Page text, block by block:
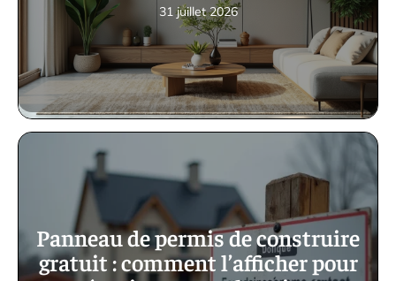
31 juillet 2026
Panneau de permis de construire
gratuit : comment l’afficher pour